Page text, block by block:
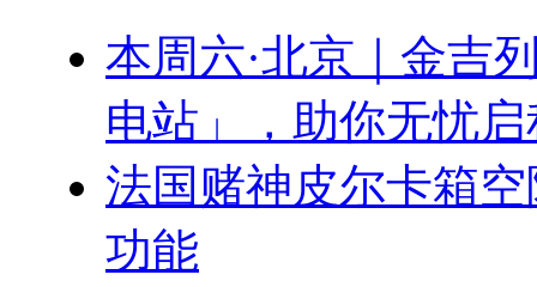
本周六·北京｜金吉
电站」，助你无忧启
法国赌神皮尔卡箱
功能